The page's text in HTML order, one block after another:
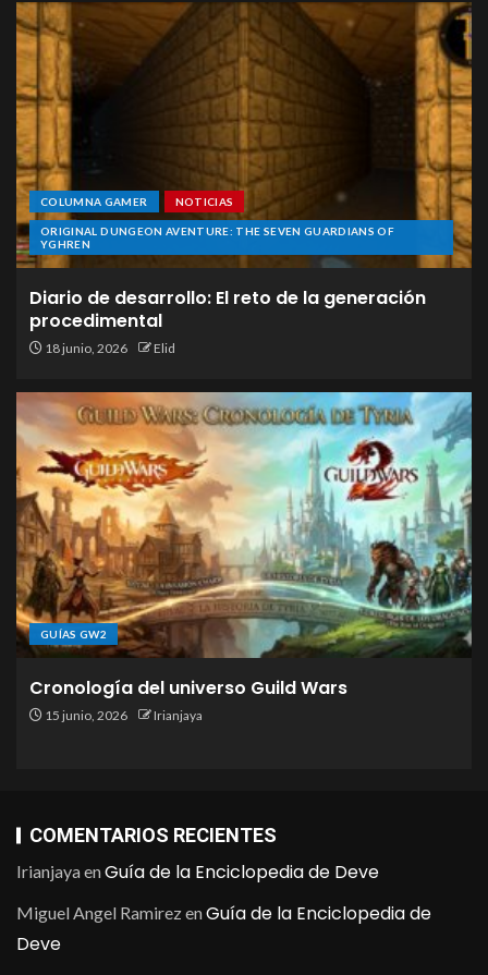
COLUMNA GAMER NOTICIAS
ORIGINAL DUNGEON AVENTURE: THE SEVEN GUARDIANS OF
YGHREN
Diario de desarrollo: El reto de la generación
procedimental
18 junio, 2026 Elid
GUÍAS GW2
Cronología del universo Guild Wars
15 junio, 2026 Irianjaya
COMENTARIOS RECIENTES
IrianjayaenGuía de la Enciclopedia de Deve
Miguel Angel RamirezenGuía de la Enciclopedia de
Deve